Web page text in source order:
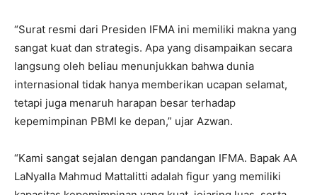
I WANT IN
“Surat resmi dari Presiden IFMA ini memiliki makna yang
sangat kuat dan strategis. Apa yang disampaikan secara
langsung oleh beliau menunjukkan bahwa dunia
internasional tidak hanya memberikan ucapan selamat,
tetapi juga menaruh harapan besar terhadap
kepemimpinan PBMI ke depan,” ujar Azwan.
“Kami sangat sejalan dengan pandangan IFMA. Bapak AA
LaNyalla Mahmud Mattalitti adalah figur yang memiliki